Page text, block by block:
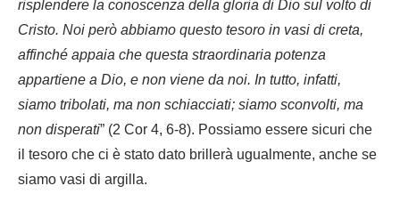
Cristo. Noi però abbiamo questo tesoro in vasi di creta,
affinché appaia che questa straordinaria potenza
appartiene a Dio, e non viene da noi. In tutto, infatti,
siamo tribolati, ma non schiacciati; siamo sconvolti, ma
non disperati” (2 Cor 4, 6-8). Possiamo essere sicuri che
il tesoro che ci è stato dato brillerà ugualmente, anche se
siamo vasi di argilla.